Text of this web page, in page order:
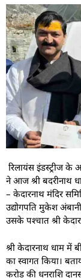
रिलायंस इंडस्ट्रीज के
ने आज श्री बदरीनाथ
– केदारनाथ मंदिर
उद्योगपति मुकेश
उसके पश्चात श्री
श्री केदारनाथ धाम में
का स्वागत किया।
करोड़ की धनराशि